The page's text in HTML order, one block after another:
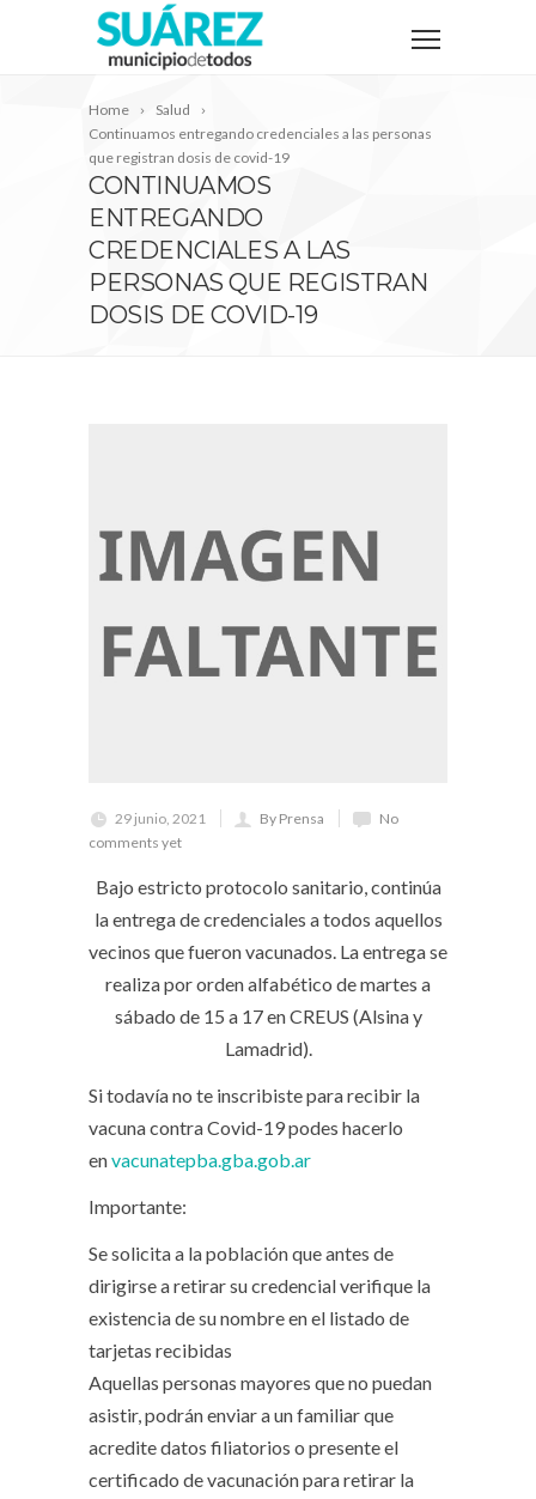
Home
Salud
Continuamos entregando credenciales a las personas
que registran dosis de covid-19
CONTINUAMOS
ENTREGANDO
CREDENCIALES A LAS
PERSONAS QUE REGISTRAN
DOSIS DE COVID-19
29 junio, 2021 By Prensa
No
comments yet
Bajo estricto protocolo sanitario, continúa
la entrega de credenciales a todos aquellos
vecinos que fueron vacunados. La entrega se
realiza por orden alfabético de martes a
sábado de 15 a 17 en CREUS (Alsina y
Lamadrid).
Si todavía no te inscribiste para recibir la
vacuna contra Covid-19 podes hacerlo
envacunatepba.gba.gob.ar
Importante:
Se solicita a la población que antes de
dirigirse a retirar su credencial verifique la
existencia de su nombre en el listado de
tarjetas recibidas
Aquellas personas mayores que no puedan
asistir, podrán enviar a un familiar que
acredite datos filiatorios o presente el
certificado de vacunación para retirar la